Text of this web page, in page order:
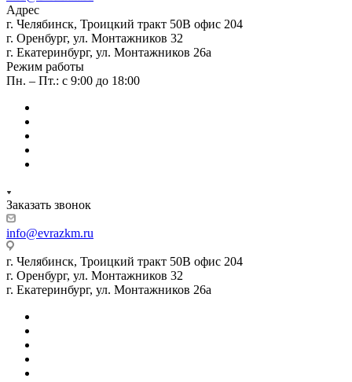
Адрес
г. Челябинск, Троицкий тракт 50В офис 204
г. Оренбург, ул. Монтажников 32
г. Екатеринбург, ул. Монтажников 26а
Режим работы
Пн. – Пт.: с 9:00 до 18:00
Заказать звонок
info@evrazkm.ru
г. Челябинск, Троицкий тракт 50В офис 204
г. Оренбург, ул. Монтажников 32
г. Екатеринбург, ул. Монтажников 26а